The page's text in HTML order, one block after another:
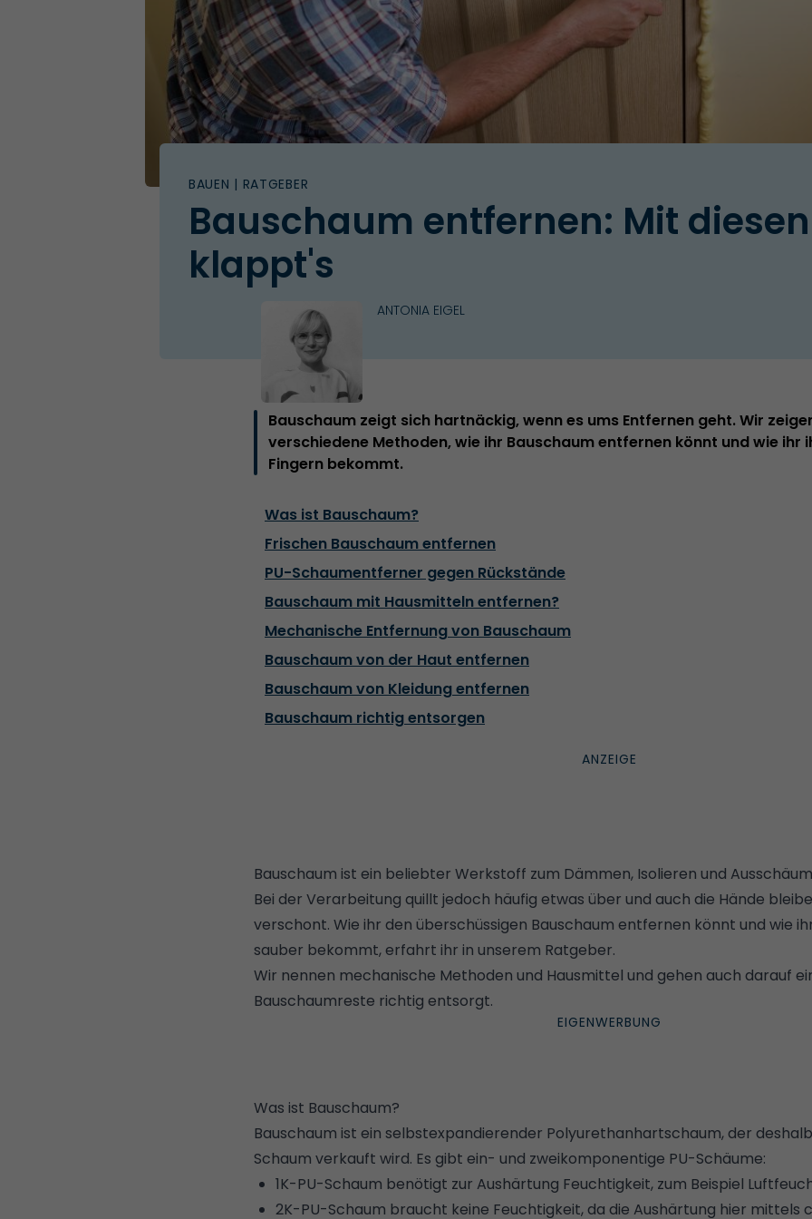
BAUEN | RATGEBER
Bauschaum entfernen: Mit
klappt's
ANTONIA EIGEL
Bauschaum zeigt sich hartnäckig, wenn es ums Entfernen geht. Wir
verschiedene Methoden, wie ihr Bauschaum entfernen könnt und wie ihr
Fingern bekommt.
Was ist Bauschaum?
Frischen Bauschaum entfernen
PU-Schaumentferner gegen Rückstände
Bauschaum mit Hausmitteln entfernen?
Mechanische Entfernung von Bauschaum
Bauschaum von der Haut entfernen
Bauschaum von Kleidung entfernen
Bauschaum richtig entsorgen
Bauschaum ist ein beliebter Werkstoff zum Dämmen, Isolieren und
Bei der Verarbeitung quillt jedoch häufig etwas über und auch die Hände
verschont. Wie ihr den überschüssigen Bauschaum entfernen könnt und wie
sauber bekommt, erfahrt ihr in unserem Ratgeber.
Wir nennen mechanische Methoden und Hausmittel und gehen auch darauf
Bauschaumreste richtig entsorgt.
Was ist Bauschaum?
Bauschaum ist ein selbstexpandierender Polyurethanhartschaum, der
Schaum verkauft wird. Es gibt ein- und zweikomponentige PU-Schäume:
1K-PU-Schaum benötigt zur Aushärtung Feuchtigkeit, zum Beispiel
2K-PU-Schaum braucht keine Feuchtigkeit, da die Aushärtung hier mittels